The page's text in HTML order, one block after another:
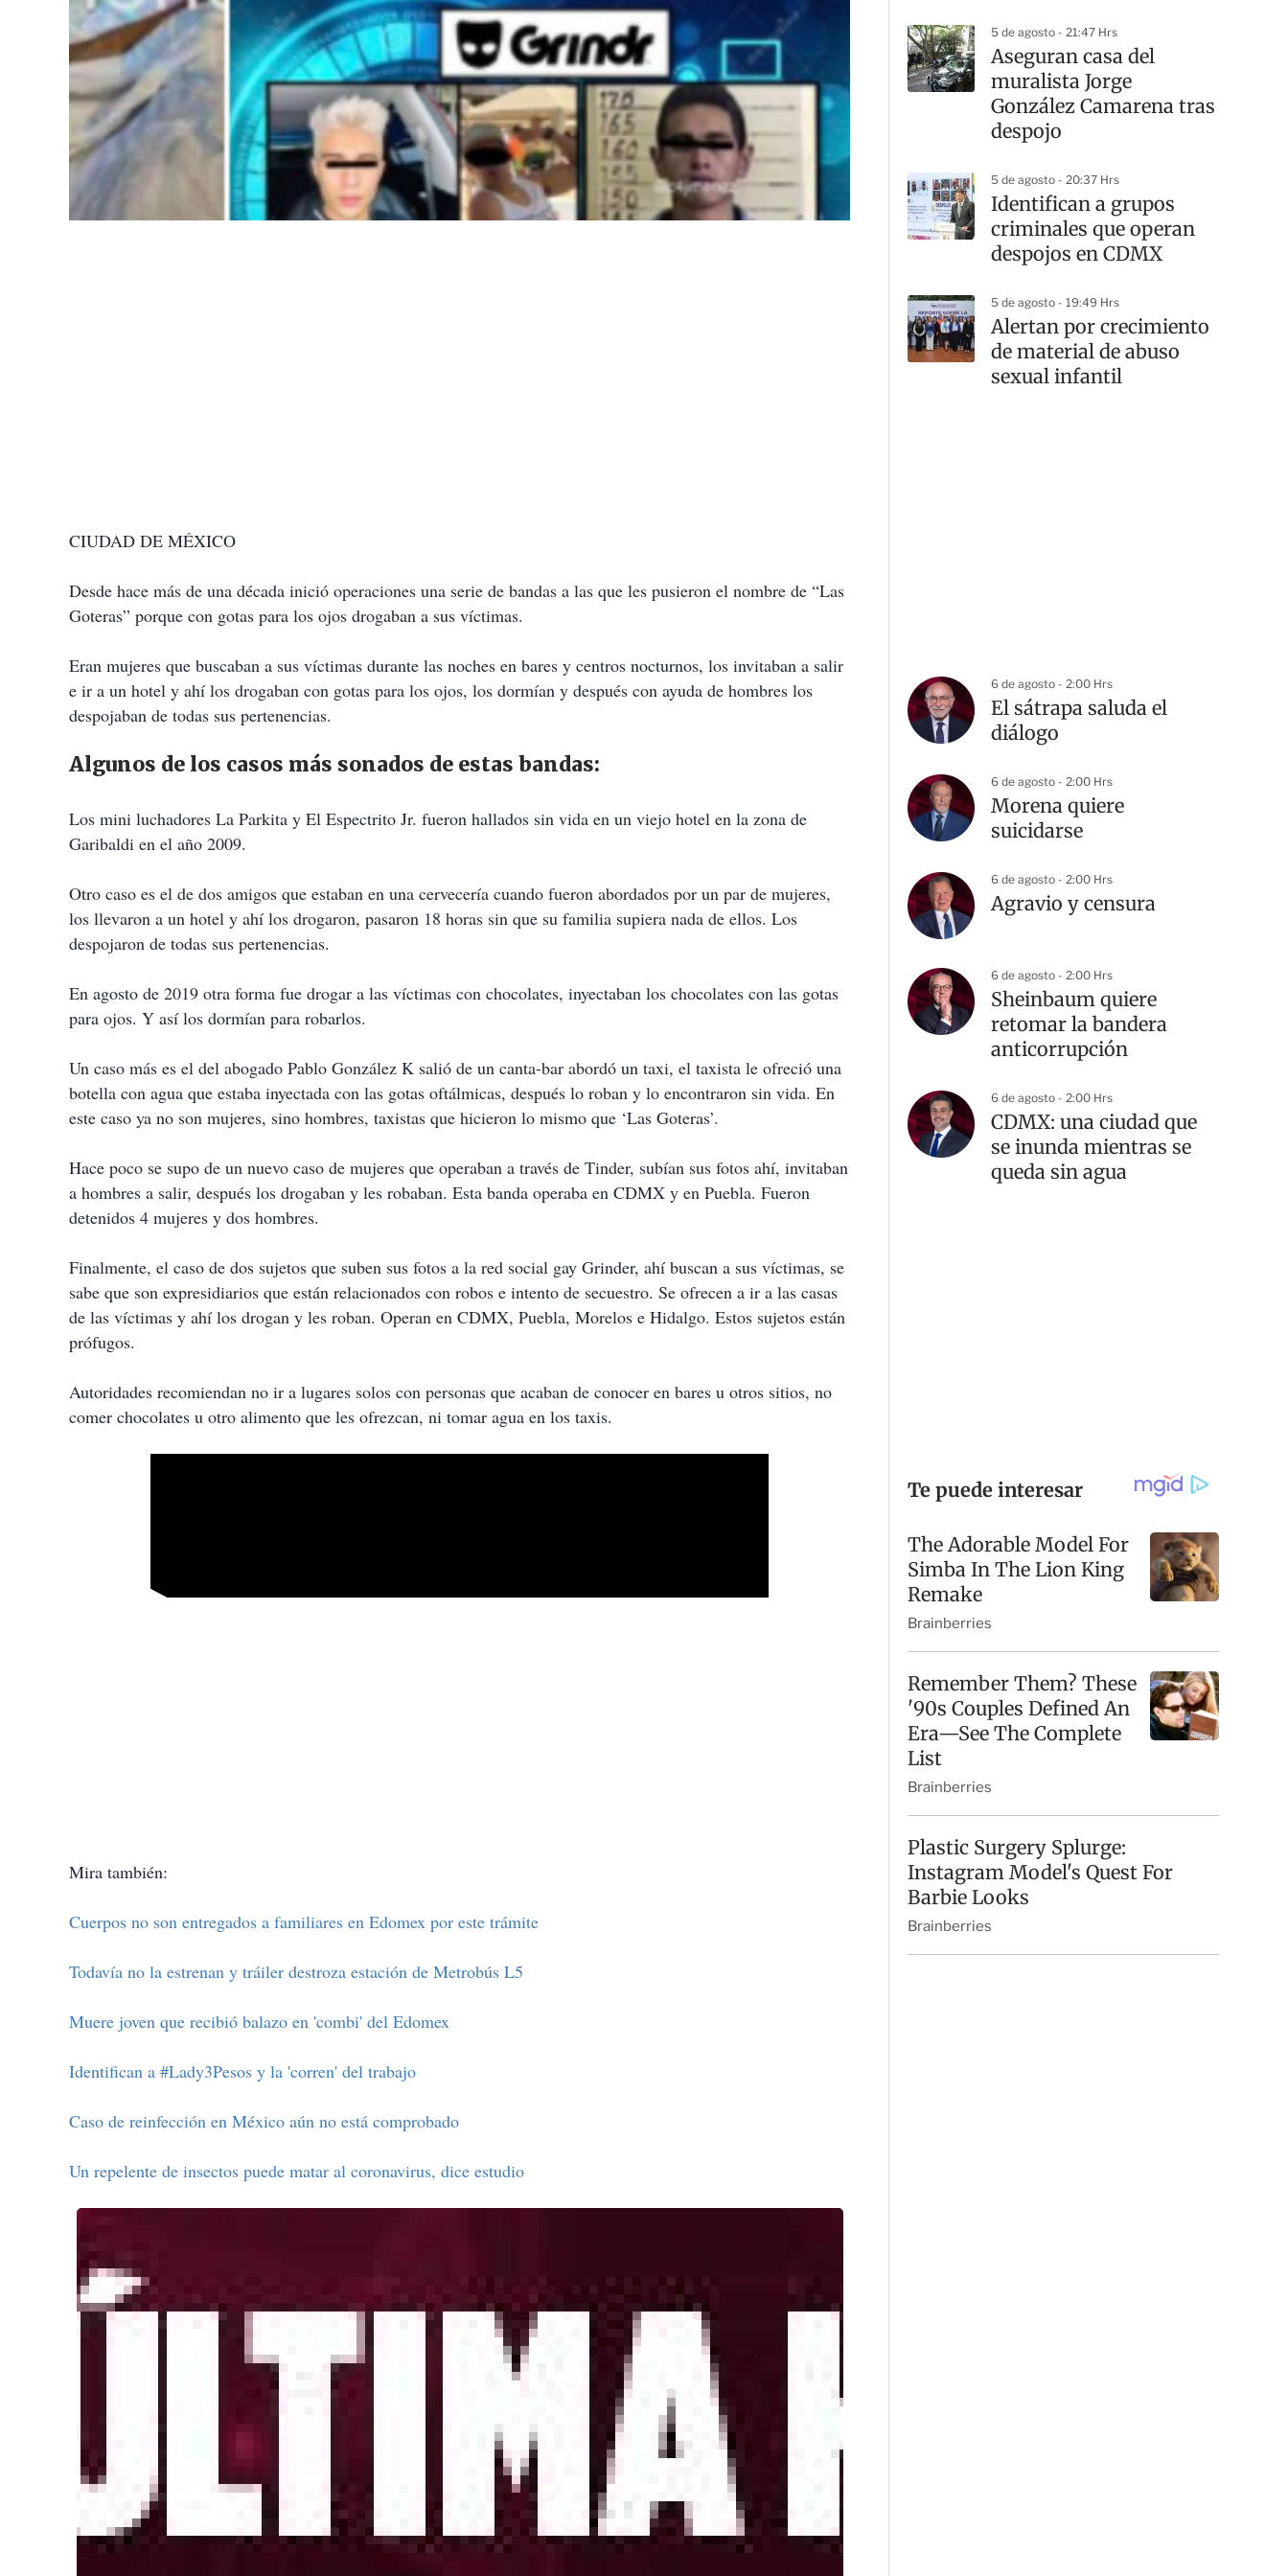
CIUDAD DE MÉXICO
Desde hace más de una década inició operaciones una serie de bandas a las que les pusieron el nombre de “Las
Goteras” porque con gotas para los ojos drogaban a sus víctimas.
Eran mujeres que buscaban a sus víctimas durante las noches en bares y centros nocturnos, los invitaban a salir
e ir a un hotel y ahí los drogaban con gotas para los ojos, los dormían y después con ayuda de hombres los
despojaban de todas sus pertenencias.
Algunos de los casos más sonados de estas bandas:
Los mini luchadores La Parkita y El Espectrito Jr. fueron hallados sin vida en un viejo hotel en la zona de
Garibaldi en el año 2009.
Otro caso es el de dos amigos que estaban en una cervecería cuando fueron abordados por un par de mujeres,
los llevaron a un hotel y ahí los drogaron, pasaron 18 horas sin que su familia supiera nada de ellos. Los
despojaron de todas sus pertenencias.
En agosto de 2019 otra forma fue drogar a las víctimas con chocolates, inyectaban los chocolates con las gotas
para ojos. Y así los dormían para robarlos.
Un caso más es el del abogado Pablo González K salió de un canta-bar abordó un taxi, el taxista le ofreció una
botella con agua que estaba inyectada con las gotas oftálmicas, después lo roban y lo encontraron sin vida. En
este caso ya no son mujeres, sino hombres, taxistas que hicieron lo mismo que ‘Las Goteras’.
Hace poco se supo de un nuevo caso de mujeres que operaban a través de Tinder, subían sus fotos ahí, invitaban
a hombres a salir, después los drogaban y les robaban. Esta banda operaba en CDMX y en Puebla. Fueron
detenidos 4 mujeres y dos hombres.
Finalmente, el caso de dos sujetos que suben sus fotos a la red social gay Grinder, ahí buscan a sus víctimas, se
sabe que son expresidiarios que están relacionados con robos e intento de secuestro. Se ofrecen a ir a las casas
de las víctimas y ahí los drogan y les roban. Operan en CDMX, Puebla, Morelos e Hidalgo. Estos sujetos están
prófugos.
Autoridades recomiendan no ir a lugares solos con personas que acaban de conocer en bares u otros sitios, no
comer chocolates u otro alimento que les ofrezcan, ni tomar agua en los taxis.
Mira también:
Cuerpos no son entregados a familiares en Edomex por este trámite
Todavía no la estrenan y tráiler destroza estación de Metrobús L5
Muere joven que recibió balazo en 'combi' del Edomex
Identifican a #Lady3Pesos y la 'corren' del trabajo
Caso de reinfección en México aún no está comprobado
Un repelente de insectos puede matar al coronavirus, dice estudio
5 de agosto - 21:47 Hrs
Aseguran casa del
muralista Jorge
González Camarena tras
despojo
5 de agosto - 20:37 Hrs
Identifican a grupos
criminales que operan
despojos en CDMX
5 de agosto - 19:49 Hrs
Alertan por crecimiento
de material de abuso
sexual infantil
6 de agosto - 2:00 Hrs
El sátrapa saluda el
diálogo
6 de agosto - 2:00 Hrs
Morena quiere
suicidarse
6 de agosto - 2:00 Hrs
Agravio y censura
6 de agosto - 2:00 Hrs
Sheinbaum quiere
retomar la bandera
anticorrupción
6 de agosto - 2:00 Hrs
CDMX: una ciudad que
se inunda mientras se
queda sin agua